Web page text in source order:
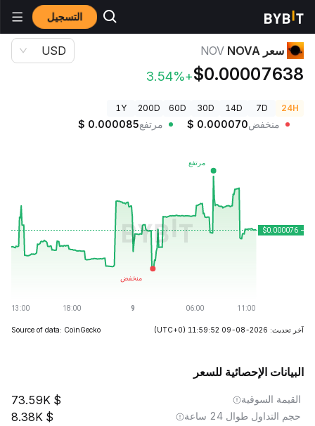
التسجيل أسعار العملات الرقمية
سعر NOVA NOV
$0.00007638
+3.54%
USD
24H
7D
14D
30D
60D
200D
1Y
منخفض $ 0.000070 مرتفع $ 0.000085
آخر تحديث: 2026-08-09 11:59:52 (UTC+0)
Source of data: CoinGecko
البيانات الإحصائية للسعر
القيمة السوقية 73.59K
حجم التداول طوال 24 ساعة 8.38K